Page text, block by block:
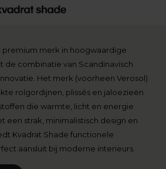
premium merk in hoogwaardige
de combinatie van Scandinavisch
Het merk (voorheen Verosol)
rolgordijnen, plissés en jaloezieën
die warmte, licht en energie
een strak, minimalistisch design en
Kvadrat Shade functionele
aansluit bij moderne interieurs.